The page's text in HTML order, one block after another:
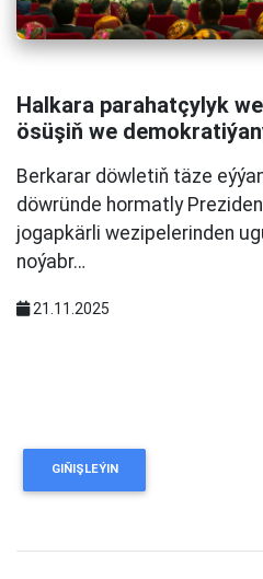
Halkara parahatçylyk
ösüşiň we
Berkarar döwletiň täze
döwründe hormatly
jogapkärli wezipelerinden
noýabr…
21.11.2025
GIŇIŞLEÝIN